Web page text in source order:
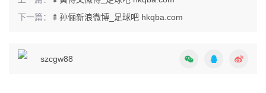
下一篇：
🍢孙俪新浪微博_足球吧 hkqba.com
szcgw88